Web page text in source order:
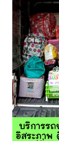
บริการรถ
อิสระภาพ